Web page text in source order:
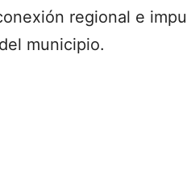
regional e
municipio.